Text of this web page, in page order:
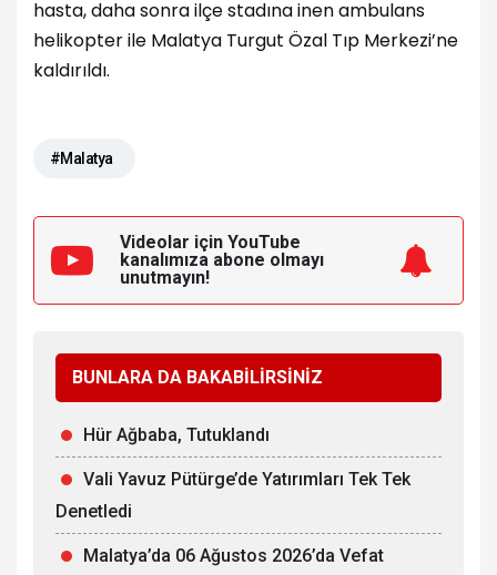
hasta, daha sonra ilçe stadına inen ambulans
helikopter ile Malatya Turgut Özal Tıp Merkezi’ne
kaldırıldı.
#Malatya
Videolar için YouTube
kanalımıza abone olmayı
unutmayın!
BUNLARA DA BAKABİLİRSİNİZ
Hür Ağbaba, Tutuklandı
Vali Yavuz Pütürge’de Yatırımları Tek Tek
Denetledi
Malatya’da 06 Ağustos 2026’da Vefat